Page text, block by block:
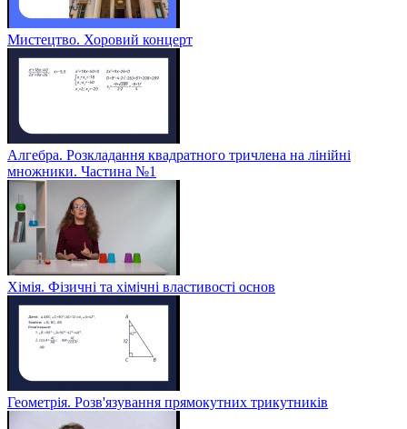
Мистецтво. Хоровий концерт
Алгебра. Розкладання квадратного тричлена на лінійні
множники. Частина №1
Хімія. Фізичні та хімічні властивості основ
Геометрія. Розв'язування прямокутних трикутників